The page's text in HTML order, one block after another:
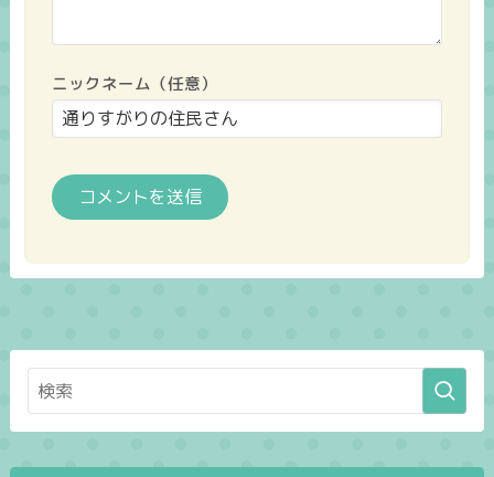
ニックネーム（任意）